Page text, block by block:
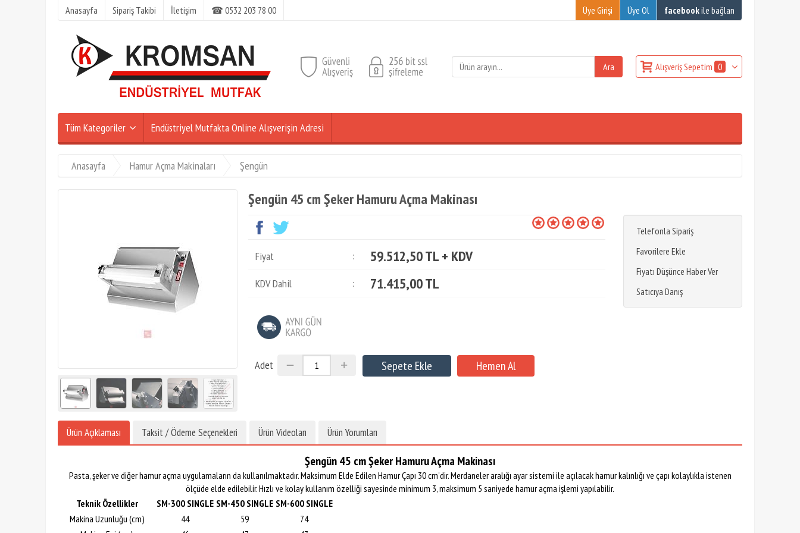
Anasayfa Sipariş Takibi İletişim ☎ 0532 203 78 00 Üye Girişi Üye Ol facebookile bağlan
Alışveriş Sepetim 0
Tüm Kategoriler Endüstriyel Mutfakta Online Alışverişin Adresi
Anasayfa Hamur Açma Makinaları Şengün
Şengün 45 cm Şeker Hamuru Açma Makinası
Telefonla Sipariş
Favorilere Ekle
Fiyatı Düşünce Haber Ver
Satıcıya Danış
Fiyat : 59.512,50 TL + KDV
KDV Dahil : 71.415,00 TL
Adet
Ürün Açıklaması Taksit / Ödeme Seçenekleri Ürün Videoları Ürün Yorumları
Şengün 45 cm Şeker Hamuru Açma Makinası
Pasta, şeker ve diğer hamur açma uygulamaların da kullanılmaktadır. Maksimum Elde Edilen Hamur Çapı 30 cm'dir. Merdaneler aralığı ayar sistemi ile açılacak hamur kalınlığı ve çapı kolaylıkla istenen
ölçüde elde edilebilir. Hızlı ve kolay kullanım özelliği sayesinde minimum 3, maksimum 5 saniyede hamur açma işlemi yapılabilir.
Teknik Özellikler
SM-300 SINGLE SM-450 SINGLE SM-600 SINGLE
Makina Uzunluğu (cm)
44 59
74